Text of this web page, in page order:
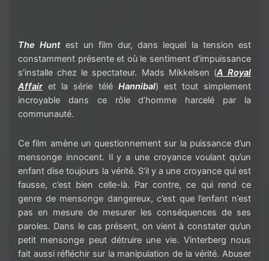
The Hunt est un film dur, dans lequel la tension est
constamment présente et où le sentiment d’impuissance
s’installe chez le spectateur. Mads Mikkelsen (A Royal
Affair et la série télé Hannibal) est tout simplement
incroyable dans ce rôle d’homme harcelé par la
communauté.
Ce film amène un questionnement sur la puissance d’un
mensonge innocent. Il y a une croyance voulant qu’un
enfant dise toujours la vérité. S’il y a une croyance qui est
fausse, c’est bien celle-là. Par contre, ce qui rend ce
genre de mensonge dangereux, c’est que l’enfant n’est
pas en mesure de mesurer les conséquences de ses
paroles. Dans le cas présent, on vient à constater qu’un
petit mensonge peut détruire une vie. Vinterberg nous
fait aussi réfléchir sur la manipulation de la vérité. Abuser